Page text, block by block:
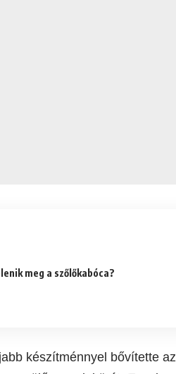
meg a szőlőkabóca?
készítménnyel bővítette az